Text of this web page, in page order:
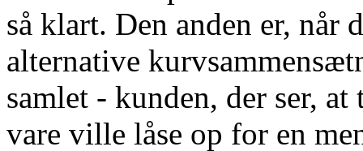
så klart. Den anden er, når
alternative
samlet - kunden, der ser,
vare ville låse op for en